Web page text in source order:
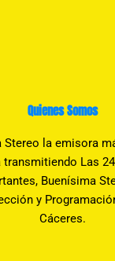
Quienes Somos
la emisora
Las
Buenísima
y
Cáceres.